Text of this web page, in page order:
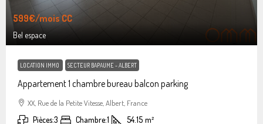
599€/mois CC
Bel espace
LOCATION IMMO SECTEUR BAPAUME - ALBERT
Appartement 1 chambre bureau balcon parking
XX, Rue de la Petite Vitesse, Albert, France
Pièces:3 Chambre:1 54.15 m²